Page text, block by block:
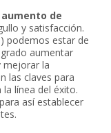
aumento de
y satisfacción.
podemos estar de
aumentar
mejorar la
las claves para
línea del éxito.
así establecer